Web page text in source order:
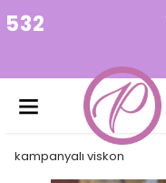
kampanyalı viskon